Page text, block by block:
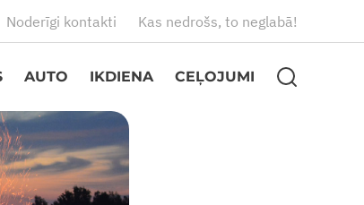
Noderīgi kontakti Kas nedrošs, to neglabā!
AUTO IKDIENA CEĻOJUMI